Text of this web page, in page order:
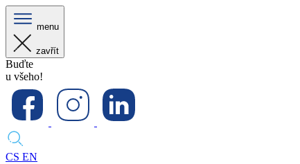
menu
zavřít
Buďte
u všeho!
CS EN